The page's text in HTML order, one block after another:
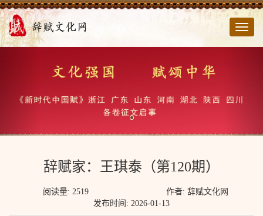
切
辞赋家：王琪泰（第120期）
阅读量: 2519
作者: 辞赋文化网
发布时间: 2026-01-13